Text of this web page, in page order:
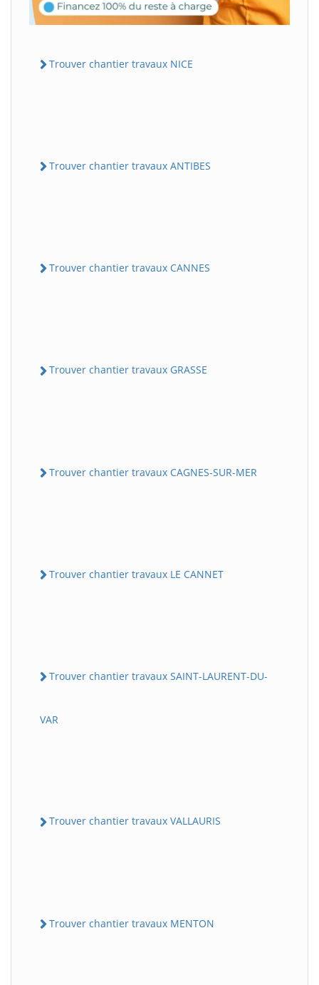
Trouver chantier travaux NICE
Trouver chantier travaux ANTIBES
Trouver chantier travaux CANNES
Trouver chantier travaux GRASSE
Trouver chantier travaux CAGNES-SUR-MER
Trouver chantier travaux LE CANNET
Trouver chantier travaux SAINT-LAURENT-DU-
VAR
Trouver chantier travaux VALLAURIS
Trouver chantier travaux MENTON